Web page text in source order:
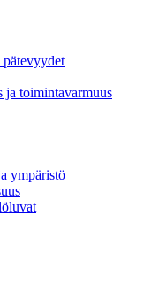
ja toimintavarmuus
ympäristö